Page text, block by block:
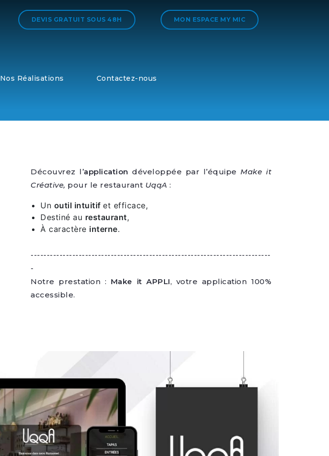
DEVIS GRATUIT SOUS 48H MON ESPACE MY MIC
Nos Réalisations Contactez-nous
Découvrez l’applicationdéveloppée par l’équipeMake it
Créative, pour le restaurant UqqA :
Un outil intuitif et efficace,
Destiné au restaurant,
À caractère interne.
---------------------------------------------------------------------------
-
Notre prestation : Make it APPLI, votre application 100%
accessible.